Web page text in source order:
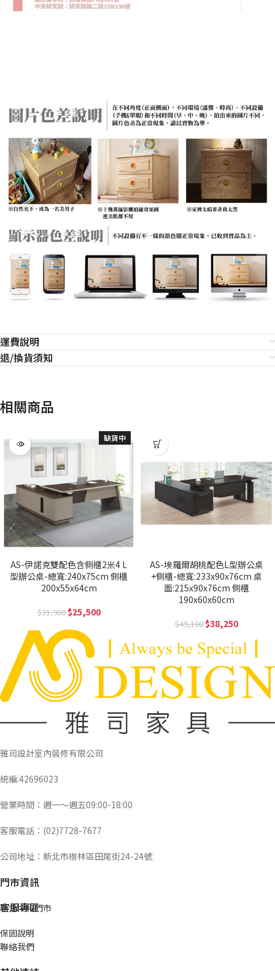
運費說明
退/換貨須知
相關商品
缺貨中
AS-伊諾克雙配色含側櫃2米4 L
型辦公桌-總寬:240x75cm 側櫃
200x55x64cm
31,900 25,500
AS-埃羅爾胡桃配色L型辦公桌
+側櫃-總寬:233x90x76cm 桌
面:215x90x76cm 側櫃
190x60x60cm
49,100 38,250
雅司設計室內裝修有限公司
統編:42696023
營業時間：週一～週五09:00-18:00
客服電話：(02)7728-7677
公司地址：新北市樹林區田尾街24-24號
門市資訊
新北中和門市
客服專區
保固說明
聯絡我們